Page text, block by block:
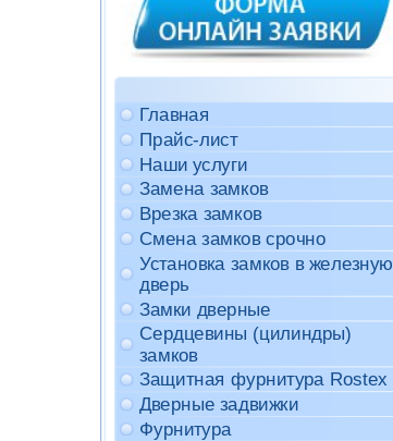
Главная
Прайс-лист
Наши услуги
Замена замков
Врезка замков
Смена замков срочно
Установка замков в железную
дверь
Замки дверные
Сердцевины (цилиндры)
замков
Защитная фурнитура Rostex
Дверные задвижки
Фурнитура